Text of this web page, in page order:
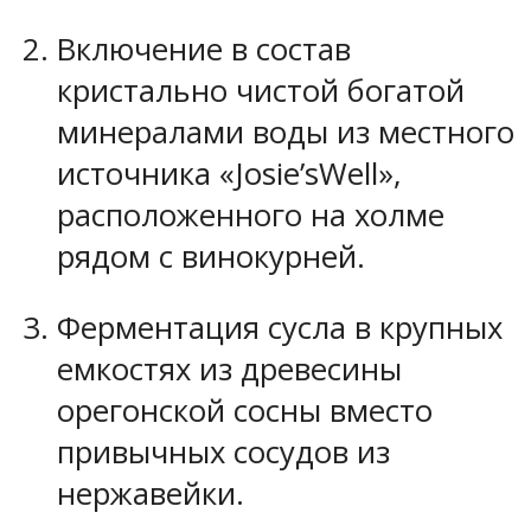
Включение в состав
кристально чистой богатой
минералами воды из местного
источника «Josie’sWell»,
расположенного на холме
рядом с винокурней.
Ферментация сусла в крупных
емкостях из древесины
орегонской сосны вместо
привычных сосудов из
нержавейки.